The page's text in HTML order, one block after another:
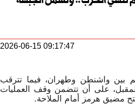
2026-06-15 09:17:47
بين واشنطن وطهران، فيما تترقب
على أن تتضمن وقف العمليات
مضيق هرمز أمام الملاحة.